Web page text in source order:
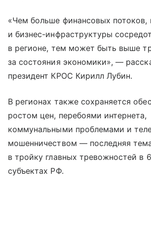
«Чем больше финансовых потоков,
и бизнес-инфраструктуры
в регионе, тем может быть выше
за состояния экономики», —
президент КРОС Кирилл Лубин.
В регионах также сохраняется
ростом цен, перебоями интернета,
коммунальными проблемами и
мошенничеством — последняя
в тройку главных тревожностей в
субъектах РФ.